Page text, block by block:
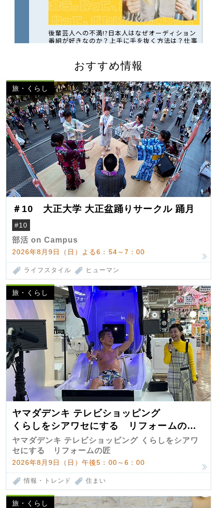
おすすめ情報
旅・くらし
＃10 大正大学 大正盆踊りサークル 踊月
#10
部活 on Campus
2026年8月9日（日）よる6：54～7：00
ライフスタイル ヒューマン
旅・くらし
ヤマダデンキ テレビショッピング
くらしをシアワセにする リフォームの
匠 第7弾
ヤマダデンキ テレビショッピング くらしをシアワ
セにする リフォームの匠
2026年8月9日（日）午後5：00～6：00
情報・トレンド 住まい
旅・くらし